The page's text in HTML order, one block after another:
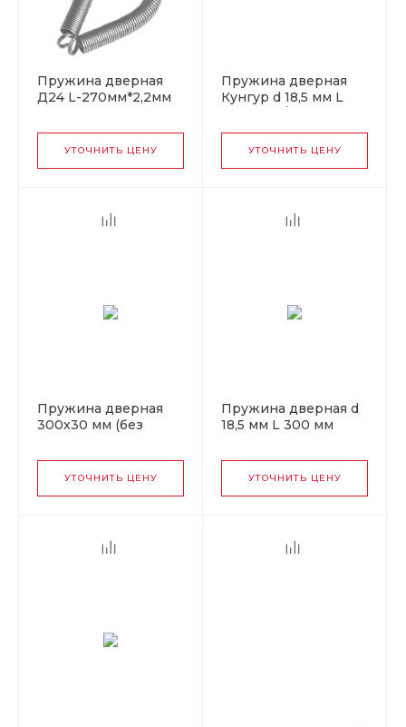
Пружина дверная
Д24 L-270мм*2,2мм
УТОЧНИТЬ ЦЕНУ
Пружина дверная
Кунгур d 18,5 мм L
УТОЧНИТЬ ЦЕНУ
Пружина дверная
300х30 мм (без
УТОЧНИТЬ ЦЕНУ
Пружина дверная d
18,5 мм L 300 мм
(50)
УТОЧНИТЬ ЦЕНУ